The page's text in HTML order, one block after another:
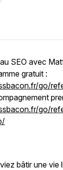
SEO avec
gratuit :
go/
go/
bâtir une vie